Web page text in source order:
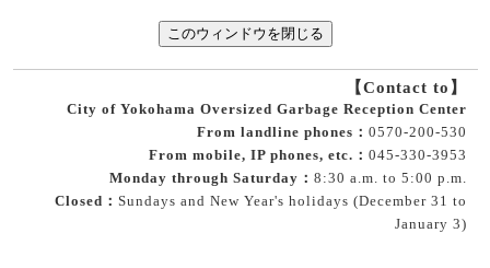
このウィンドウを閉じる
【Contact to】
City of Yokohama Oversized Garbage Reception Center
From landline phones： 0570-200-530
From mobile, IP phones, etc.： 045-330-3953
Monday through Saturday： 8:30 a.m. to 5:00 p.m.
Closed： Sundays and New Year's holidays (December 31 to
January 3)